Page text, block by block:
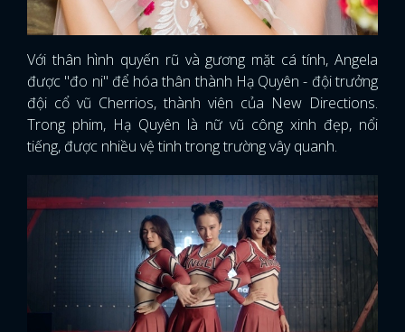
Với thân hình quyến rũ và gương mặt cá tính, Angela
được "đo ni" để hóa thân thành Hạ Quyên - đội trưởng
đội cổ vũ Cherrios, thành viên của New Directions.
Trong phim, Hạ Quyên là nữ vũ công xinh đẹp, nổi
tiếng, được nhiều vệ tinh trong trường vây quanh.